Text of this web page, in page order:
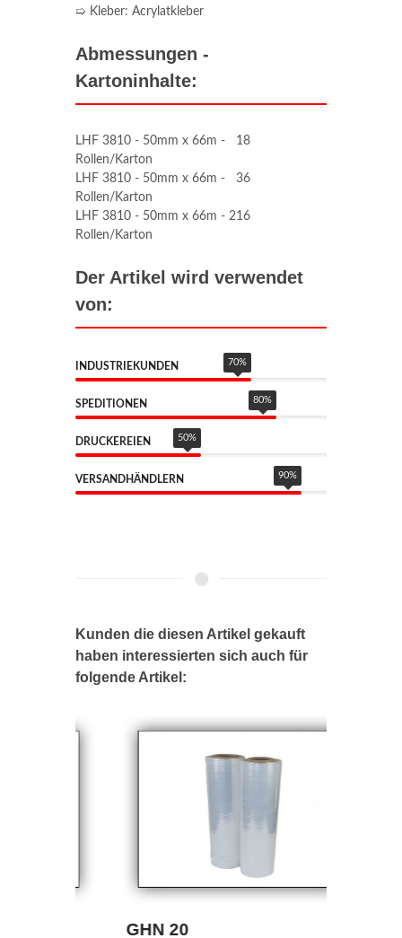
➯ Kleber: Acrylatkleber
Abmessungen -
Kartoninhalte:
LHF 3810 - 50mm x 66m - 18
Rollen/Karton
LHF 3810 - 50mm x 66m - 36
Rollen/Karton
LHF 3810 - 50mm x 66m - 216
Rollen/Karton
Der Artikel wird verwendet
von:
INDUSTRIEKUNDEN 70%
SPEDITIONEN 80%
DRUCKEREIEN 50%
VERSANDHÄNDLERN 90%
Kunden die diesen Artikel gekauft
haben interessierten sich auch für
folgende Artikel:
GHN 20